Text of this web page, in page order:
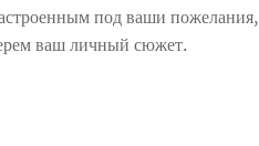
под ваши пожелания,
ваш личный сюжет.